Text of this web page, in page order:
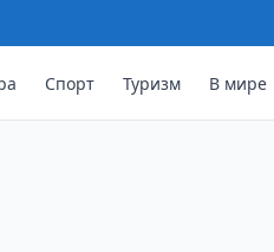
Спорт Туризм В мире